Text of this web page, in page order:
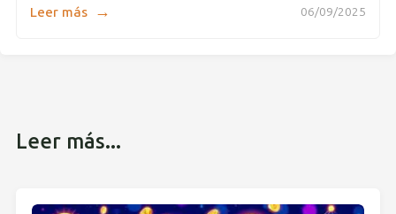
06/09/2025
Leer más →
Leer más...